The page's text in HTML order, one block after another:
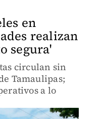
en
realizan
segura'
circulan sin
Tamaulipas;
a lo